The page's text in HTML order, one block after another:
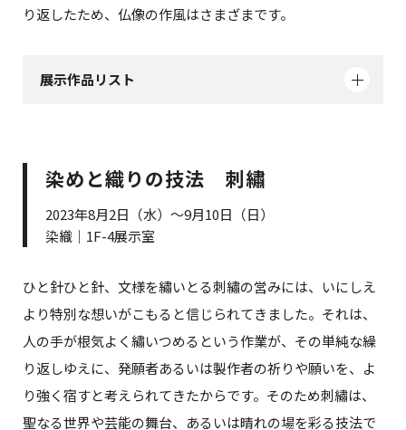
り返したため、仏像の作風はさまざまです。
展示作品リスト
染めと織りの技法 刺繡
2023年8月2日（水）～9月10日（日）
染織｜1F-4展示室
ひと針ひと針、文様を繡いとる刺繡の営みには、いにしえ
より特別な想いがこもると信じられてきました。それは、
人の手が根気よく繡いつめるという作業が、その単純な繰
り返しゆえに、発願者あるいは製作者の祈りや願いを、よ
り強く宿すと考えられてきたからです。そのため刺繡は、
聖なる世界や芸能の舞台、あるいは晴れの場を彩る技法で